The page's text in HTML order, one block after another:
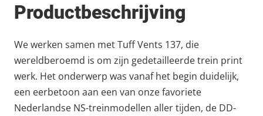
Productbeschrijving
We werken samen met Tuff Vents 137, die
wereldberoemd is om zijn gedetailleerde trein print
werk. Het onderwerp was vanaf het begin duidelijk,
een eerbetoon aan een van onze favoriete
Nederlandse NS-treinmodellen aller tijden, de DD-